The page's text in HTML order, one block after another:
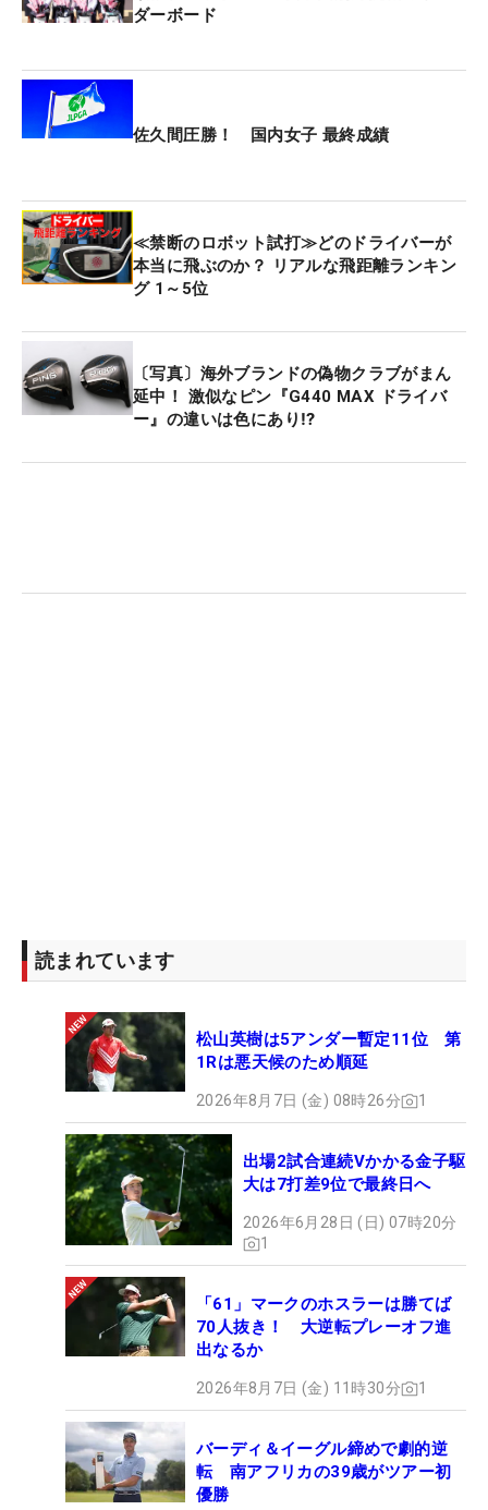
ダーボード
佐久間圧勝！ 国内女子 最終成績
≪禁断のロボット試打≫どのドライバーが
本当に飛ぶのか？ リアルな飛距離ランキン
グ 1～5位
〔写真〕海外ブランドの偽物クラブがまん
延中！ 激似なピン『G440 MAX ドライバ
ー』の違いは色にあり⁉
読まれています
松山英樹は5アンダー暫定11位 第
1Rは悪天候のため順延
2026年8月7日 (金) 08時26分 1
出場2試合連続Vかかる金子駆
大は7打差9位で最終日へ
2026年6月28日 (日) 07時20分
1
「61」マークのホスラーは勝てば
70人抜き！ 大逆転プレーオフ進
出なるか
2026年8月7日 (金) 11時30分 1
バーディ＆イーグル締めで劇的逆
転 南アフリカの39歳がツアー初
優勝